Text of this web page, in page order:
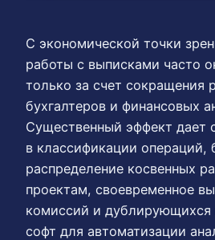
С экономической точки
работы с выписками часто
только за счет сокращения
бухгалтеров и финансовых
Существенный эффект дает
в классификации операций,
распределение косвенных
проектам, своевременное
комиссий и дублирующихся
софт для автоматизации